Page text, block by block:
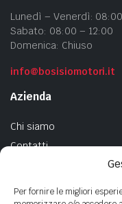
Per fornire le migliori
Lunedì – Venerdì:
Sabato: 08:00 – 12:00
Domenica: Chiuso
info@bosisiomotori.it
Azienda
Chi siamo
Contatti